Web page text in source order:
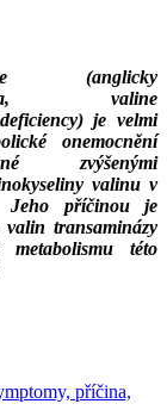
(anglicky
valine
je velmi
onemocnění
zvýšenými
valinu v
příčinou je
valin transaminázy
metabolismu této
příčina,